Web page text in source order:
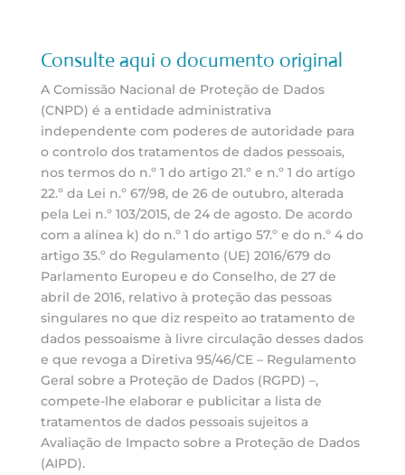
Consulte aqui o documento original
A Comissão Nacional de Proteção de Dados
(CNPD) é a entidade administrativa
independente com poderes de autoridade para
o controlo dos tratamentos de dados pessoais,
nos termos do n.º 1 do artigo 21.º e n.º 1 do artigo
22.º da Lei n.º 67/98, de 26 de outubro, alterada
pela Lei n.º 103/2015, de 24 de agosto. De acordo
com a alínea k) do n.º 1 do artigo 57.º e do n.º 4 do
artigo 35.º do Regulamento (UE) 2016/679 do
Parlamento Europeu e do Conselho, de 27 de
abril de 2016, relativo à proteção das pessoas
singulares no que diz respeito ao tratamento de
dados pessoaisme à livre circulação desses dados
e que revoga a Diretiva 95/46/CE – Regulamento
Geral sobre a Proteção de Dados (RGPD) –,
compete-lhe elaborar e publicitar a lista de
tratamentos de dados pessoais sujeitos a
Avaliação de Impacto sobre a Proteção de Dados
(AIPD).